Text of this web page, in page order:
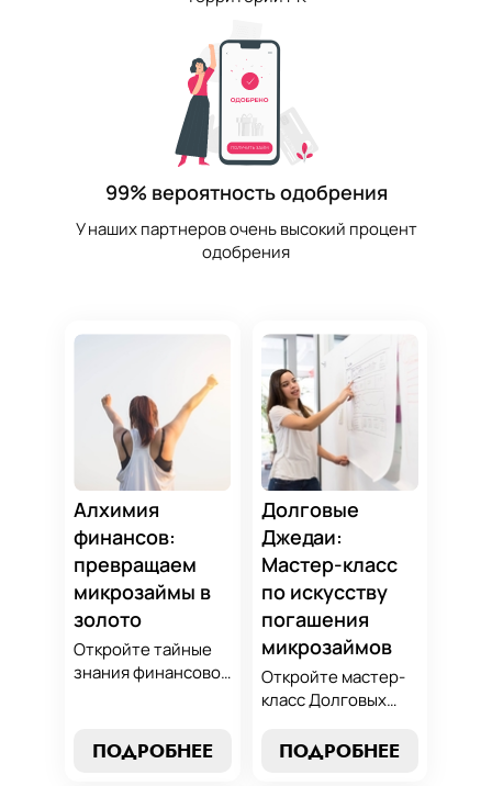
99% вероятность одобрения
У наших партнеров очень высокий процент
одобрения
Алхимия
финансов:
превращаем
микрозаймы в
золото
Откройте тайные
знания финансовой
превращать
обязательства по
ПОДРОБНЕЕ
Долговые
Джедаи:
Мастер-класс
по искусству
погашения
микрозаймов
Откройте мастер-
класс Долговых
погашению
ПОДРОБНЕЕ